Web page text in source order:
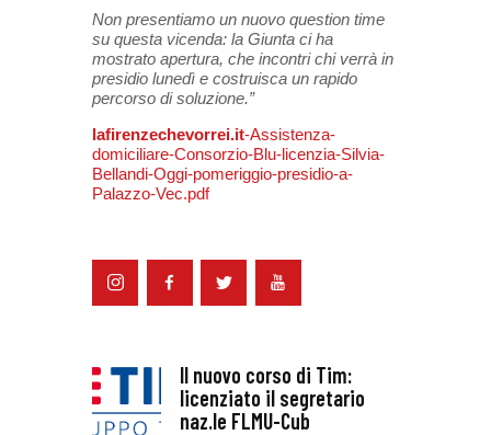
Non presentiamo un nuovo question time
su questa vicenda: la Giunta ci ha
mostrato apertura, che incontri chi verrà in
presidio lunedì e costruisca un rapido
percorso di soluzione.”
lafirenzechevorrei.it-Assistenza-
domiciliare-Consorzio-Blu-licenzia-Silvia-
Bellandi-Oggi-pomeriggio-presidio-a-
Palazzo-Vec.pdf
Il nuovo corso di Tim:
licenziato il segretario
naz.le FLMU-Cub